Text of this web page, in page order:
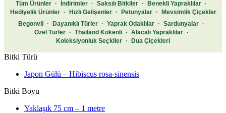
Tüm Ürünler · İndirimler · Saksılı Bitkiler · Benekli Yapraklılar ·
Hediyelik Ürünler
· Hızlı Gelişenler · Petunyalar ·
Mevsimlik Çiçekler
Begonvil
· Dayanıklı Türler · Yaprak Odaklılar · Sardunyalar ·
Özel Türler
· Thailand Kökenli · Alacalı Yapraklılar
·
Koleksiyonluk Seçkiler · Dua Çiçekleri
Bitki Türü
Japon Gülü – Hibiscus rosa-sinensis
Bitki Boyu
Yaklaşık 75 cm – 1 metre